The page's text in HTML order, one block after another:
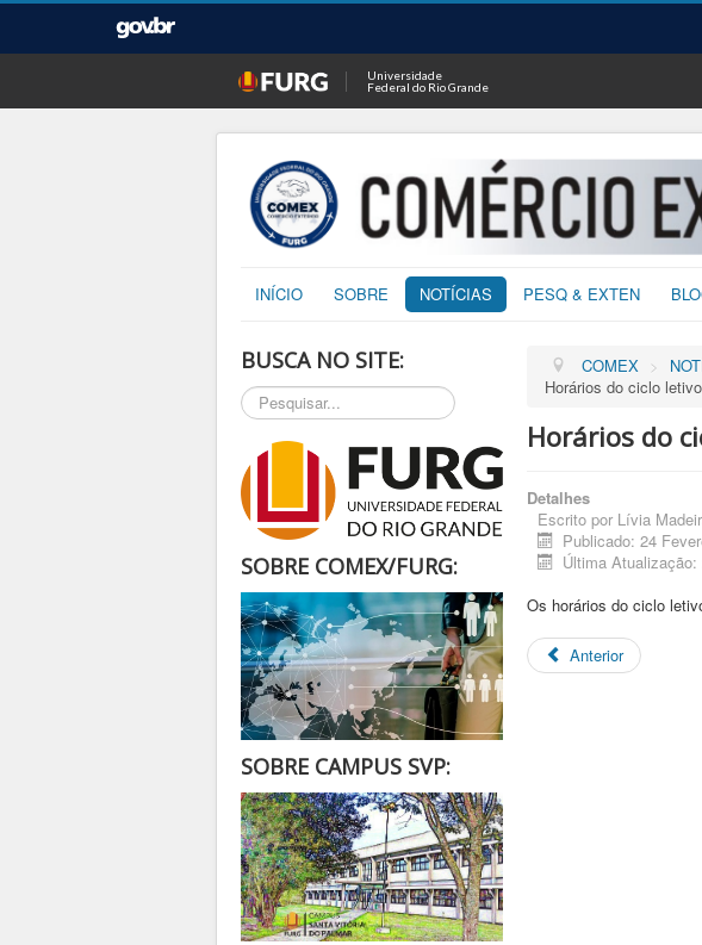
Universidade
Federal do Rio Grande
INÍCIO SOBRE NOTÍCIAS PESQ & EXTEN
BUSCA NO SITE:
Pesquisar...
SOBRE COMEX/FURG:
SOBRE CAMPUS SVP:
COMEX >
Horários do ciclo
Horários do
Detalhes
Escrito por Lívia
Publicado: 24
Última
Os horários do ciclo
Anterior